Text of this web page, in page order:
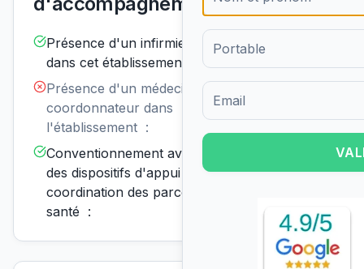
Présence d'un infirmier de nuit
dans cet établissement :
Présence d'un médecin
coordonnateur dans
l'établissement :
Conventionnement avec un ou
des dispositifs d'appui à la
coordination des parcours de
santé :
Formulaire d'inscription pour